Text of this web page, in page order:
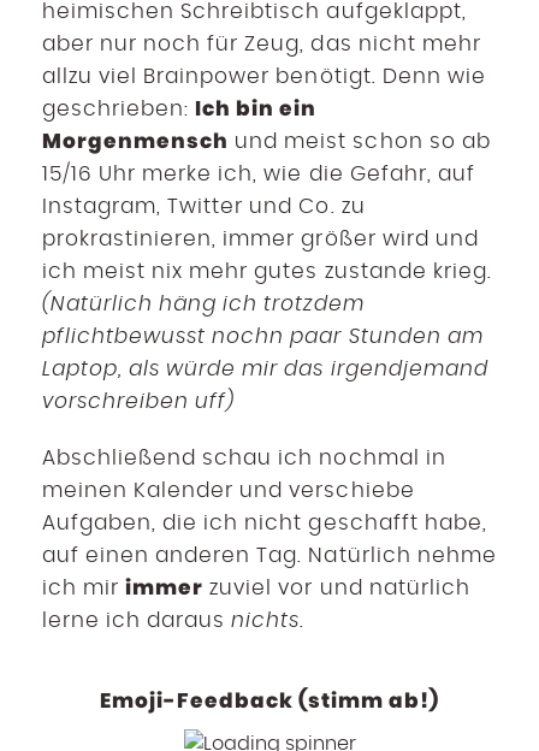
heimischen Schreibtisch aufgeklappt,
aber nur noch für Zeug, das nicht mehr
allzu viel Brainpower benötigt. Denn wie
geschrieben: Ich bin ein
Morgenmensch und meist schon so ab
15/16 Uhr merke ich, wie die Gefahr, auf
Instagram, Twitter und Co. zu
prokrastinieren, immer größer wird und
ich meist nix mehr gutes zustande krieg.
(Natürlich häng ich trotzdem
pflichtbewusst nochn paar Stunden am
Laptop, als würde mir das irgendjemand
vorschreiben uff)
Abschließend schau ich nochmal in
meinen Kalender und verschiebe
Aufgaben, die ich nicht geschafft habe,
auf einen anderen Tag. Natürlich nehme
ich mirimmer zuviel vor und natürlich
lerne ich darausnichts
Emoji-Feedback (stimm ab!)